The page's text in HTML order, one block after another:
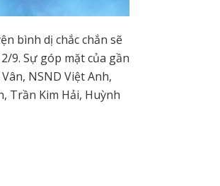
bình dị chắc chắn sẽ
9. Sự góp mặt của gần
NSND Việt Anh,
Trần Kim Hải, Huỳnh